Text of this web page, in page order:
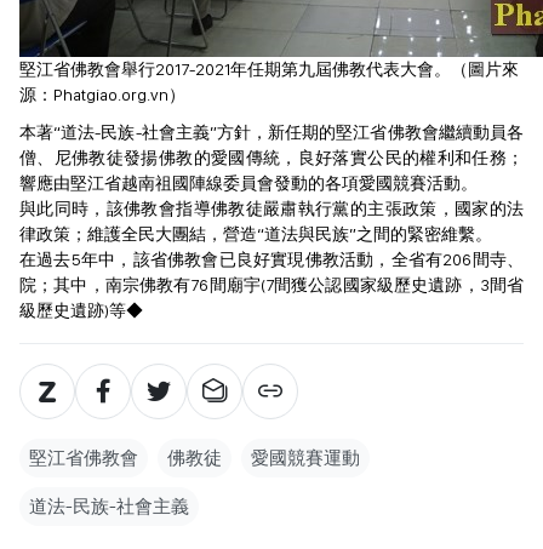
堅江省佛教會舉行2017-2021年任期第九屆佛教代表大會。（圖片來
源：Phatgiao.org.vn）
本著“道法-民族-社會主義”方針，新任期的堅江省佛教會繼續動員各
僧、尼佛教徒發揚佛教的愛國傳統，良好落實公民的權利和任務；
響應由堅江省越南祖國陣線委員會發動的各項愛國競賽活動。
與此同時，該佛教會指導佛教徒嚴肅執行黨的主張政策，國家的法
律政策；維護全民大團結，營造“道法與民族”之間的緊密維繫。
在過去5年中，該省佛教會已良好實現佛教活動，全省有206間寺、
院；其中，南宗佛教有76間廟宇(7間獲公認國家級歷史遺跡，3間省
級歷史遺跡)等◆
堅江省佛教會 佛教徒 愛國競賽運動
道法-民族-社會主義